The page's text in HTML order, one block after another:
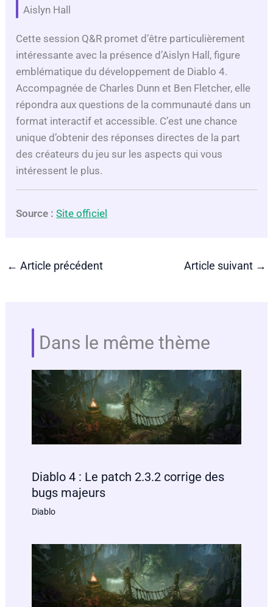
i
d
e
o
Aislyn Hall
Cette session Q&R promet d’être particulièrement
intéressante avec la présence d’Aislyn Hall, figure
emblématique du développement de Diablo 4.
Accompagnée de Charles Dunn et Ben Fletcher, elle
répondra aux questions de la communauté dans un
format interactif et accessible. C’est une chance
unique d’obtenir des réponses directes de la part
des créateurs du jeu sur les aspects qui vous
intéressent le plus.
Source : Site officiel
← Article précédent Article suivant →
Dans le même thème
Diablo 4 : Le patch 2.3.2 corrige des
bugs majeurs
Diablo